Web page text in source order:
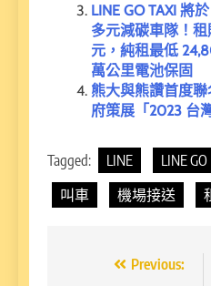
LINE GO TAXI 將
多元減碳車隊！
元，純租最低
萬公里電池保固
熊大與熊讚首度
府策展「2023 台
Tagged: LINE LINE GO
叫車
機場接送
Previous: